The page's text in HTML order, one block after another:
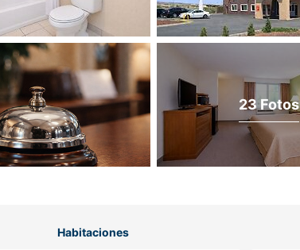
23 Fotos
Habitaciones